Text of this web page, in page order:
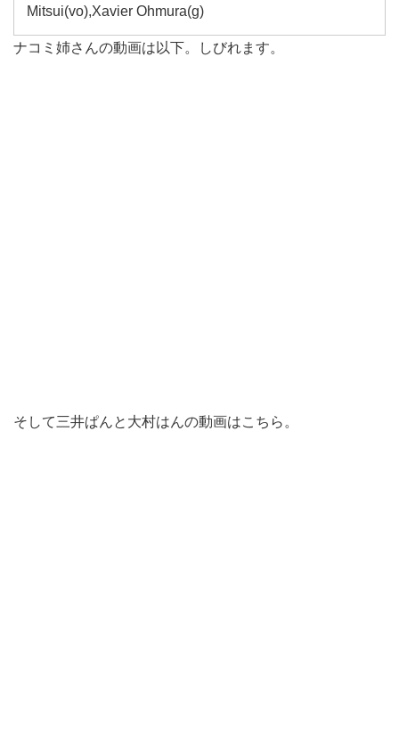
Mitsui(vo),Xavier Ohmura(g)
ナコミ姉さんの動画は以下。しびれます。
そして三井ぱんと大村はんの動画はこちら。